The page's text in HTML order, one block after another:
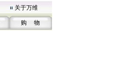
关于万维
购 物